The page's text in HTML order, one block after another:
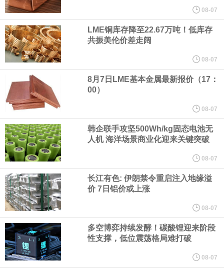
经过多年研发创新和技术积累，公司逐步形成了包括一体化关节集
成技术、高紧凑度机器人身体集成技术、机器人激光雷达全自研核
心技术等多项已商业化应用的核心技术并已应用于公司的高性能通
用人形机器人、四足机器人等产品。
美国总统特朗普6日否认他对国防部长赫格塞思不满，称对赫格塞思
所做的工作“非常满意”。特朗普在社交媒体上发帖称，一些媒体有关
他与赫格塞思就弹药短缺问题发生冲突的报道是“完全没有根据的谣
言”，他对赫格塞思所做的工作“非常满意”。
纽约期银突破64美元/盎司，日内涨3.91%。
据报道，威刚近日在法说会上表示，在需求增加、价格走高及货源
稳定的三大有利因素带动下，预期第3季度营运将优于第2季度，并
08-07
LME铜库存降至22.67万吨！低库存
共振美伦价差走阔
08-07
8月7日LME基本金属最新报价（17：
00）
08-07
韩企联手攻坚500Wh/kg固态电池无
人机 海洋场景商业化迎来关键突破
08-07
长江有色: 伊朗禁令重启注入地缘溢
价 7日铝价或上涨
08-07
多空博弈持续发酵！碳酸锂迎来阶段
性支撑，低位震荡格局难打破
08-07